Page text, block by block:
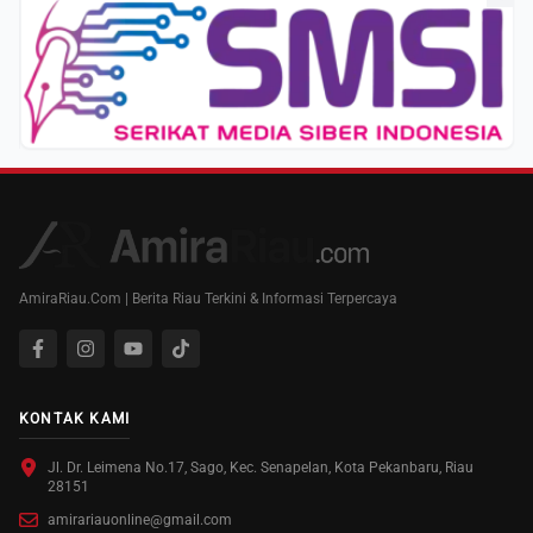
AmiraRiau.Com | Berita Riau Terkini & Informasi Terpercaya
KONTAK KAMI
Jl. Dr. Leimena No.17, Sago, Kec. Senapelan, Kota Pekanbaru, Riau
28151
amirariauonline@gmail.com